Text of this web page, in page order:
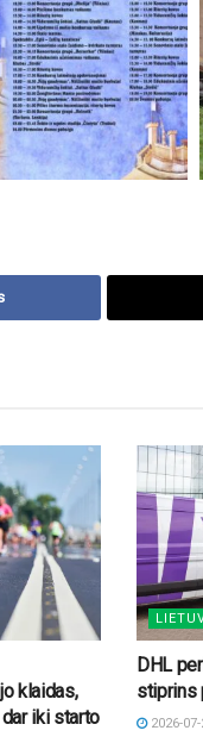
klaidas,
iki starto
DHL
stiprins
2026-07-